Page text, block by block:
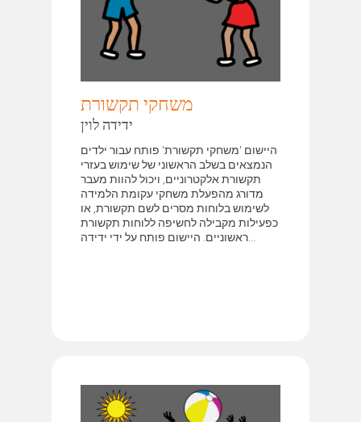
משחקי תקשורת
ידידה לוין
היישום 'משחקי תקשורת' פותח עבור ילדים
הנמצאים בשלב הראשוני של שימוש בעזרי
תקשורת אלקטרוניים, ויכול להוות מעבר
מדורג מהפעלת משחקי עקומת הלמידה
לשימוש בלוחות מסרים לשם תקשורת, או
כפעילות מקבילה לחשיפה ללוחות תקשורת